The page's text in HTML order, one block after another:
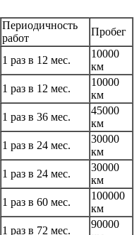
Периодичность
работ
Пробег
1 раз в 12 мес.
10000
км
1 раз в 12 мес.
10000
км
1 раз в 36 мес.
45000
км
1 раз в 24 мес.
30000
км
1 раз в 24 мес.
30000
км
1 раз в 60 мес.
100000
км
1 раз в 72 мес.
90000